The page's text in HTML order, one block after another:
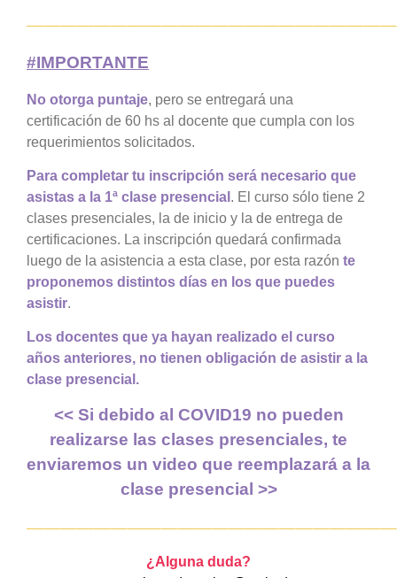
#IMPORTANTE
No otorga puntaje, pero se entregará una
certificación de 60 hs al docente que cumpla con los
requerimientos solicitados.
Para completar tu inscripción será necesario que
asistas a la 1ª clase presencial . El curso sólo tiene 2
clases presenciales, la de inicio y la de entrega de
certificaciones. La inscripción quedará confirmada
luego de la asistencia a esta clase, por esta razón te
proponemos distintos días en los que puedes
asistir.
Los docentes que ya hayan realizado el curso
años anteriores, no tienen obligación de asistir a la
clase presencial.
<< Si debido al COVID19 no pueden
realizarse las clases presenciales, te
enviaremos un video que reemplazará a la
clase presencial >>
¿Alguna duda?